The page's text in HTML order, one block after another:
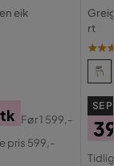
eik
Før1 599,-
pris 599,-
rt
SE